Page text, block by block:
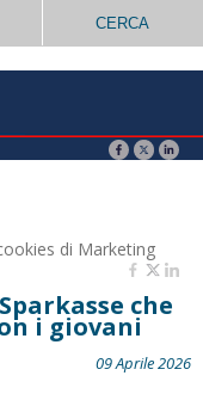
CERCA
di Marketing
che
i giovani
09 Aprile 2026